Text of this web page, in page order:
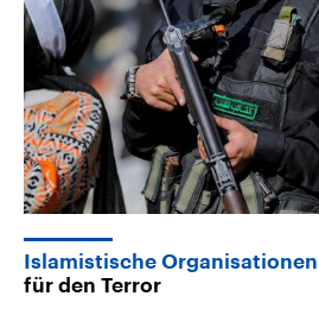
Islamistische Organisationen
für den Terror